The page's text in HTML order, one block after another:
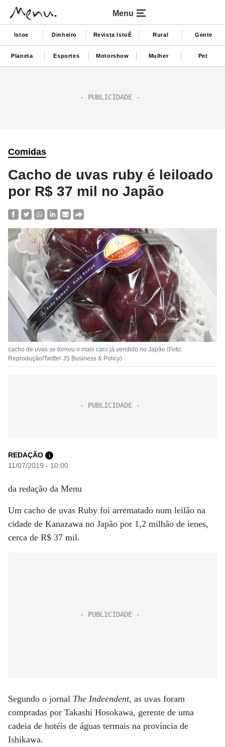
Menu
Istoe Dinheiro Revista IstoÉ Rural Gente
Planeta Esportes Motorshow Mulher Pet
Comidas
Cacho de uvas ruby é leiloado
por R$ 37 mil no Japão
cacho de uvas se tornou o mais caro já vendido no Japão (Foto:
Reprodução/Twitter JS Business & Policy)
REDAÇÃO i
11/07/2019 - 10:00
da redação da Menu
Um cacho de uvas Ruby foi arrematado num leilão na
cidade de Kanazawa no Japão por 1,2 milhão de ienes,
cerca de R$ 37 mil.
Segundo o jornal The Indeendent, as uvas foram
compradas por Takashi Hosokawa, gerente de uma
cadeia de hotéis de águas termais na província de
Ishikawa.